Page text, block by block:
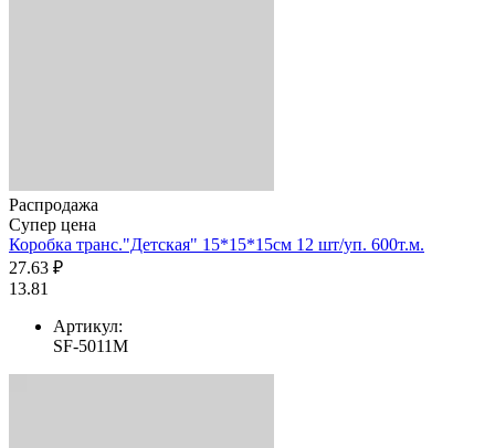
Распродажа
Супер цена
Коробка транс."Детская" 15*15*15см 12 шт/уп. 600т.м.
27.63 ₽
13.81
Артикул:
SF-5011M